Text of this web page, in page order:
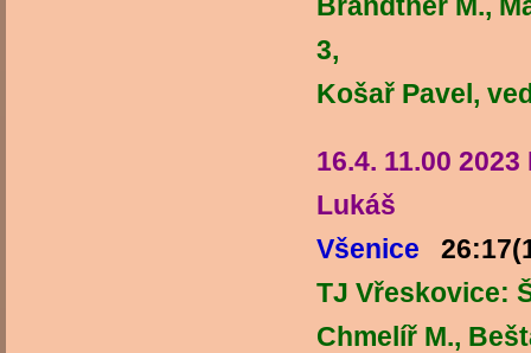
3,
Košař Pavel,
16.4. 11.00
Lukáš
Všenice
TJ Vřeskovice:
Chmelíř M.,